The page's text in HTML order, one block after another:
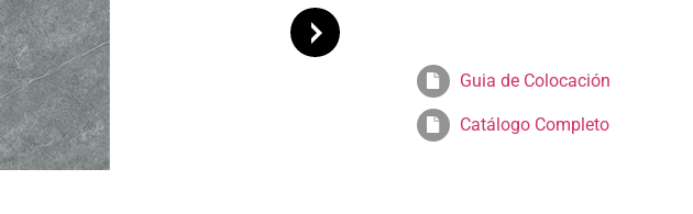
Guia de Colocación
Catálogo Completo